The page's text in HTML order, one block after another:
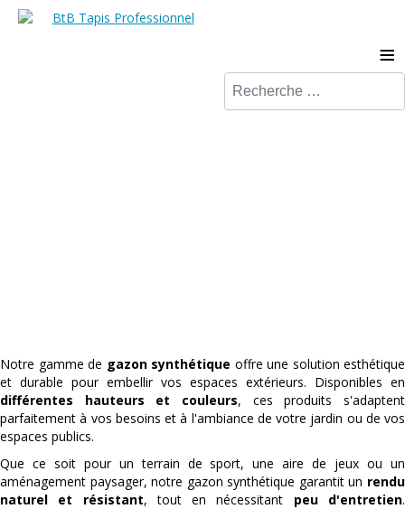
≡
Valider
Notre gamme de gazon synthétique offre une solution esthétique
et durable pour embellir vos espaces extérieurs. Disponibles en
différentes hauteurs et couleurs, ces produits s'adaptent
parfaitement à vos besoins et à l'ambiance de votre jardin ou de vos
espaces publics.
Que ce soit pour un terrain de sport, une aire de jeux ou un
aménagement paysager, notre gazon synthétique garantit un rendu
naturel et résistant, tout en nécessitant peu d'entretien.